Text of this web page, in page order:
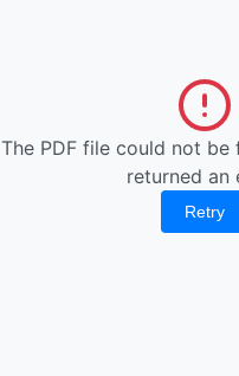
The PDF file could not
returned an
Retry